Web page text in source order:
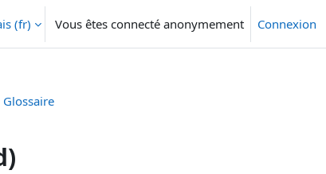
‎(fr)‎ Vous êtes connecté anonymement Connexion
Glossaire